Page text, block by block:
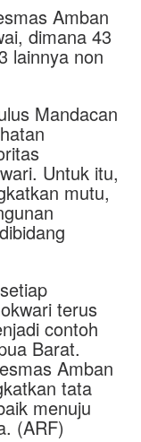
Amban
dimana 43
lainnya non
Mandacan
Untuk itu,
mutu,
terus
contoh
Barat.
Amban
tata
menuju
(ARF)